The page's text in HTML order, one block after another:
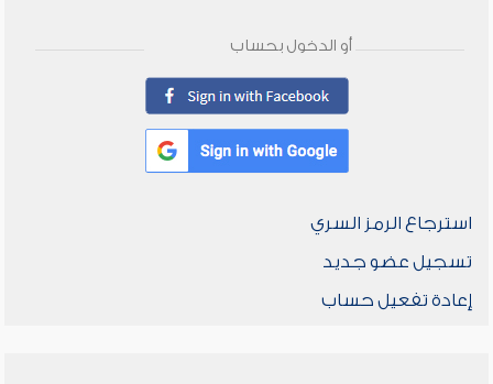
أو الدخول بحساب
استرجاع الرمز السري
تسجيل عضو جديد
إعادة تفعيل حساب